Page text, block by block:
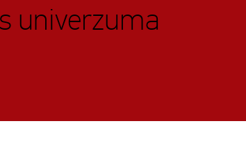
univerzuma